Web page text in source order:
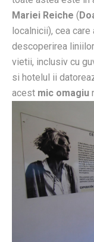
Mariei Reiche (
localnicii), cea
descoperirea
vietii, inclusiv cu
si hotelul ii
acest mic omagiu